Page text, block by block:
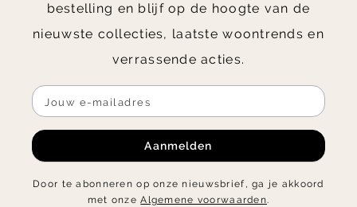
bestelling en blijf op de hoogte van de
nieuwste collecties, laatste woontrends en
verrassende acties.
Aanmelden
Door te abonneren op onze nieuwsbrief, ga je akkoord
met onzeAlgemene voorwaarden.